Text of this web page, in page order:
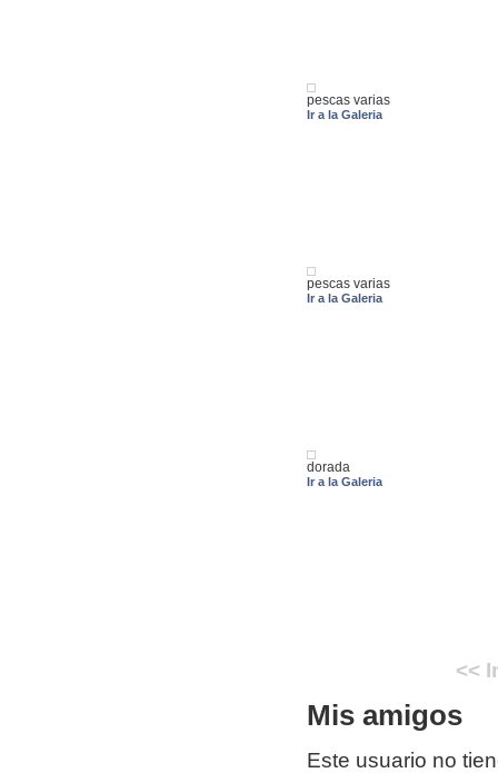
pescas varias
Ir a la Galeria
pescas varias
Ir a la Galeria
dorada
Ir a la Galeria
<<
Mis amigos
Este usuario no